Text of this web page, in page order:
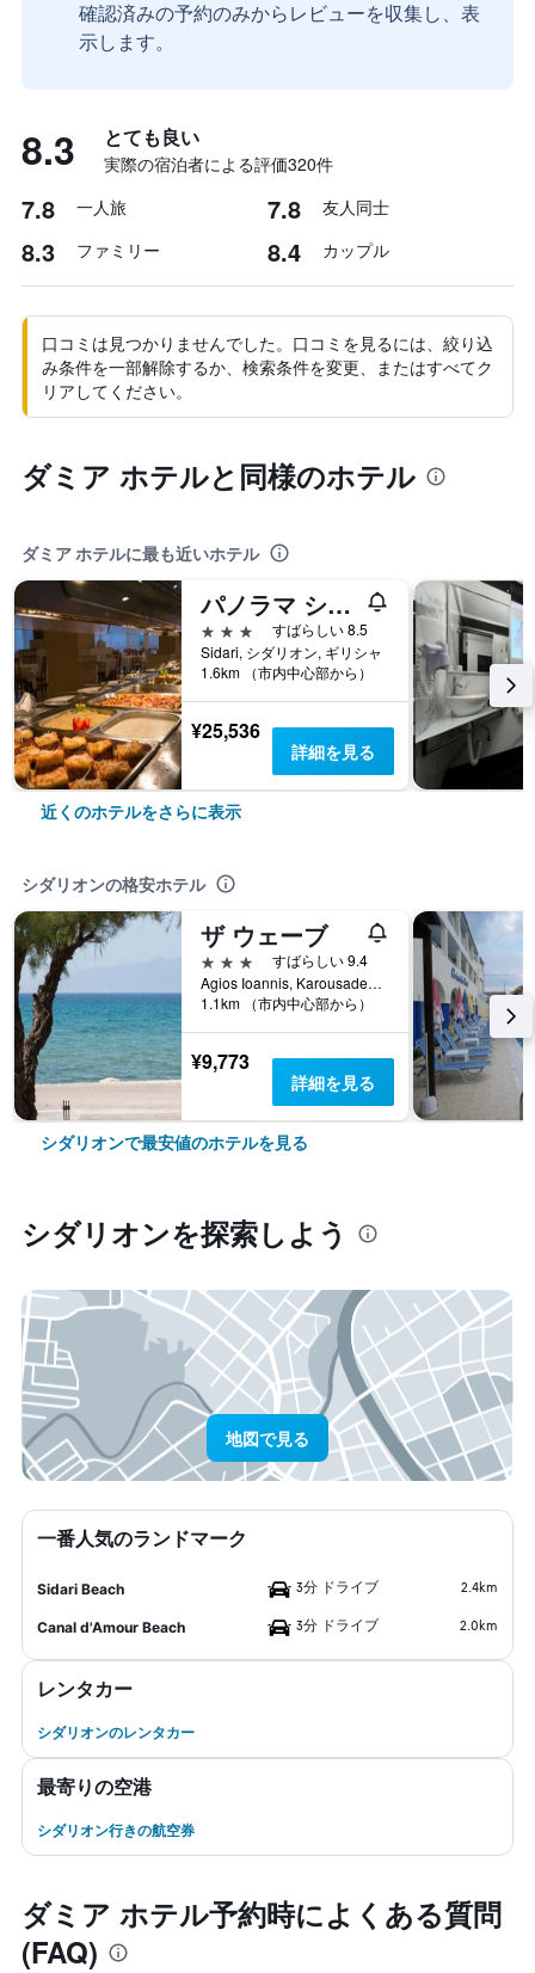
確認済みの予約のみからレビューを収集し、表
示します。
8.3 とても良い
実際の宿泊者による評価320​件
7.8 一人旅 7.8 友人同士
8.3 ファミリー 8.4 カップル
口コミは見つかりませんでした。口コミを見るには、絞り込
み条件を一部解除するか、検索条件を変更、またはすべてク
リアしてください。
ダミア ホテルと同様のホテル
ダミア ホテルに最も近いホテル
パノラマ シダリ - オールインクルーシブ
3つ星
すばらしい 8.5
Sidari, シダリオン, ギリシャ
1.6km （市内中心部から）
¥25,536
詳細を見る
近くのホテルをさらに表示
シダリオンの格安ホテル
ザ ウェーブ
3つ星
すばらしい 9.4
Agios Ioannis, Karousades, シダリオン, ギリシャ
1.1km （市内中心部から）
¥9,773
詳細を見る
シダリオンで最安値のホテルを見る
シダリオン​を探索しよう
地図で見る
一番人気のランドマーク
Sidari Beach 3分 ドライブ 2.4km
Canal d'Amour Beach 3分 ドライブ 2.0km
レンタカー
シダリオンのレンタカー
最寄りの空港
シダリオン行きの航空券
ダミア ホテル予約時によくある質問
(FAQ)